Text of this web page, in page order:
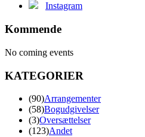
Instagram
Kommende
No coming events
KATEGORIER
(90)Arrangementer
(58)Bogudgivelser
(3)Oversættelser
(123)Andet